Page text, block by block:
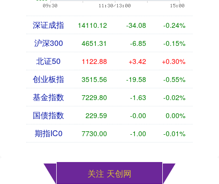
深证成指 14110.12 -34.08 -0.24%
沪深300 4651.31 -6.85 -0.15%
北证50 1122.88 +3.42 +0.30%
创业板指 3515.56 -19.58 -0.55%
基金指数 7229.80 -1.63 -0.02%
国债指数 229.59 -0.00 0.00%
期指IC0 7730.00 -1.00 -0.01%
关注 天创网